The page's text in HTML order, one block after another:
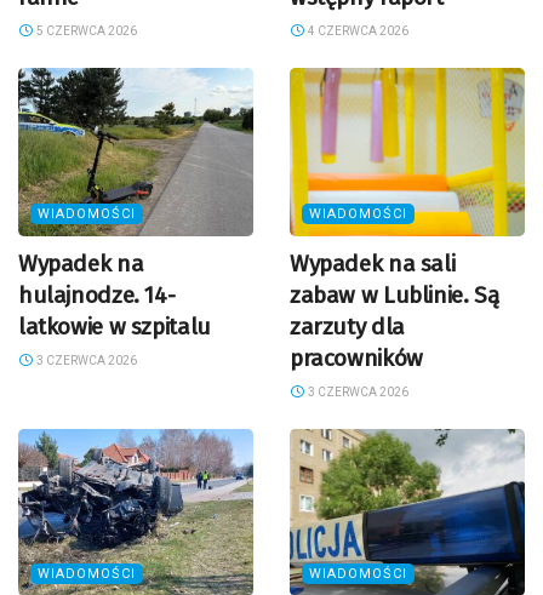
5 CZERWCA 2026 4 CZERWCA 2026
WIADOMOŚCI
Wypadek na
hulajnodze. 14-
latkowie w szpitalu
3 CZERWCA 2026
WIADOMOŚCI
Wypadek na sali
zabaw w Lublinie. Są
zarzuty dla
pracowników
3 CZERWCA 2026
WIADOMOŚCI WIADOMOŚCI